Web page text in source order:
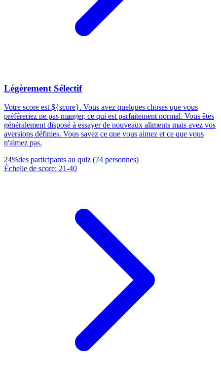
Légèrement Sélectif
Votre score est ${score}. Vous avez quelques choses que vous
préféreriez ne pas manger, ce qui est parfaitement normal. Vous êtes
généralement disposé à essayer de nouveaux aliments mais avez vos
aversions définies. Vous savez ce que vous aimez et ce que vous
n'aimez pas.
24%des participants au quiz (74 personnes)
Échelle de score: 21-40